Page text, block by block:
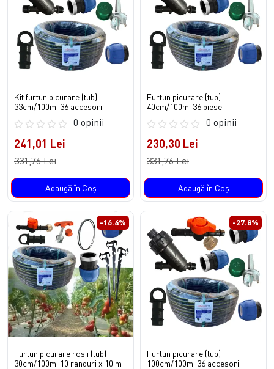
Kit furtun picurare (tub)
33cm/100m, 36 accesorii
0 opinii
241,01 Lei
331,76 Lei
Adaugă în Coş
Furtun picurare (tub)
40cm/100m, 36 piese
0 opinii
230,30 Lei
331,76 Lei
Adaugă în Coş
-16.4%
Furtun picurare rosii (tub)
30cm/100m, 10 randuri x 10 m
-27.8%
Furtun picurare (tub)
100cm/100m, 36 accesorii